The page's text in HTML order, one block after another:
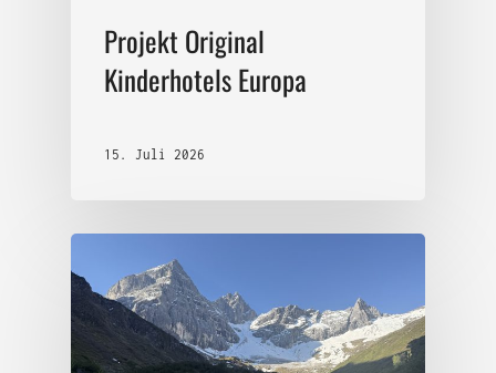
Projekt Original
Kinderhotels Europa
15. Juli 2026